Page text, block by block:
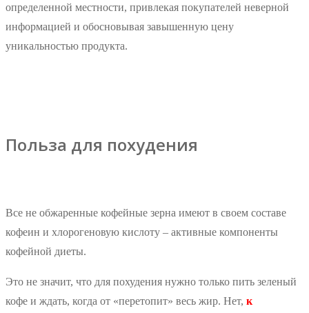
определенной местности, привлекая покупателей неверной
информацией и обосновывая завышенную цену
уникальностью продукта.
Польза для похудения
Все не обжаренные кофейные зерна имеют в своем составе
кофеин и хлорогеновую кислоту – активные компоненты
кофейной диеты.
Это не значит, что для похудения нужно только пить зеленый
кофе и ждать, когда от «перетопит» весь жир. Нет, к